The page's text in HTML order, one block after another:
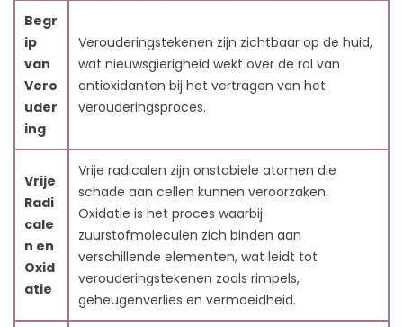
gezonder leven
8. FAQs:
8.1. Wat zijn enkele gewone voedingsmiddelen die rijk
zijn aan antioxidanten?
8.2. Hoe beïnvloeden antioxidanten het metabolisme
en de enzymfunctie in het lichaam?
van hart- en vaatziekten?
8.4. Hoe dragen antioxidanten zoals selenium en
tocoferol bij aan de algehele gezondheid?
8.5. Hoe kan het opnemen van antioxidanten in mijn
dieet mijn gezondheid verbeteren?
9. Ben je klaar om je beter te voelen en gezond te
blijven ?
9.1. C60 oliën uit Frankrijk zijn er om je een snelle
Begr
ip
van
Vero
uder
ing
Verouderingstekenen zijn zichtbaar op de huid,
wat nieuwsgierigheid wekt over de rol van
antioxidanten bij het vertragen van het
verouderingsproces.
Vrije
Radi
cale
n en
Oxid
atie
Vrije radicalen zijn onstabiele atomen die
schade aan cellen kunnen veroorzaken.
Oxidatie is het proces waarbij
zuurstofmoleculen zich binden aan
verschillende elementen, wat leidt tot
verouderingstekenen zoals rimpels,
geheugenverlies en vermoeidheid.